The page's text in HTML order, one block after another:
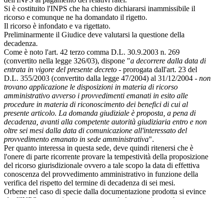
Si è costituito l'INPS che ha chiesto dichiararsi inammissibile il
ricorso e comunque ne ha domandato il rigetto.
Il ricorso è infondato e va rigettato.
Preliminarmente il Giudice deve valutarsi la questione della
decadenza.
Come è noto l'art. 42 terzo comma D.L. 30.9.2003 n. 269
(convertito nella legge 326/03), dispone "a decorrere dalla data di
entrata in vigore del presente decreto - prorogata dall'art. 23 del
D.L. 355/2003 (convertito dalla legge 47/2004) al 31/12/2004 - non
trovano applicazione le disposizioni in materia di ricorso
amministrativo avverso i provvedimenti emanati in esito alle
procedure in materia di riconoscimento dei benefici di cui al
presente articolo. La domanda giudiziale è proposta, a pena di
decadenza, avanti alla competente autorità giudiziaria entro e non
oltre sei mesi dalla data di comunicazione all'interessato del
provvedimento emanato in sede amministrativa".
Per quanto interessa in questa sede, deve quindi ritenersi che è
l'onere di parte ricorrente provare la tempestività della proposizione
del ricorso giurisdizionale ovvero a tale scopo la data di effettiva
conoscenza del provvedimento amministrativo in funzione della
verifica del rispetto del termine di decadenza di sei mesi.
Orbene nel caso di specie dalla documentazione prodotta si evince